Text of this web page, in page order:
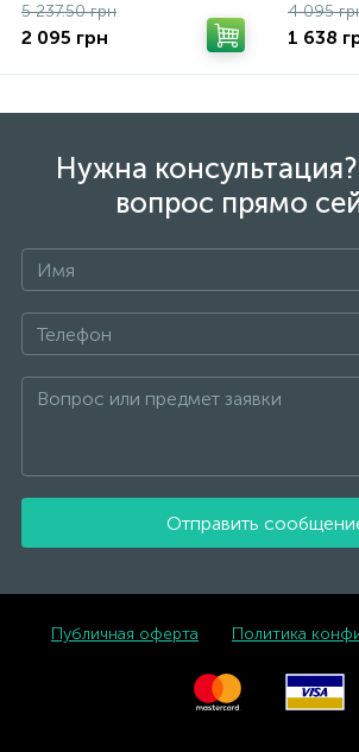
5 237.50 грн
2 095 грн
4 095
1 638
Нужна
вопрос прямо
Отправить
Публичная оферта Политика